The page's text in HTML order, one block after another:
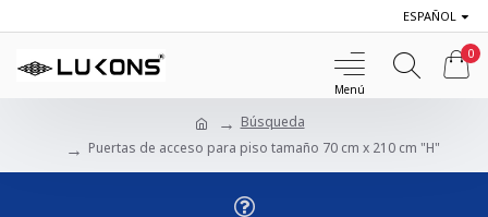
ESPAÑOL
0
Búsqueda
Puertas de acceso para piso tamaño 70 cm x 210 cm "H"